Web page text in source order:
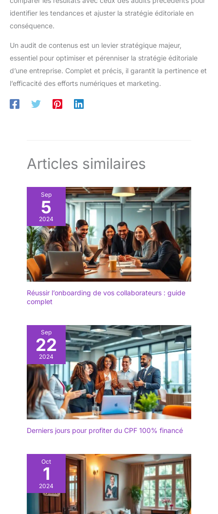
identifier les tendances et ajuster la stratégie éditoriale en
conséquence.
Un audit de contenus est un levier stratégique majeur,
essentiel pour optimiser et pérenniser la stratégie éditoriale
d’une entreprise. Complet et précis, il garantit la pertinence et
l’efficacité des efforts numériques et marketing.
Articles similaires
Sep
5
2024
Réussir l’onboarding de vos collaborateurs : guide
complet
Sep
22
2024
Derniers jours pour profiter du CPF 100% financé
Oct
1
2024